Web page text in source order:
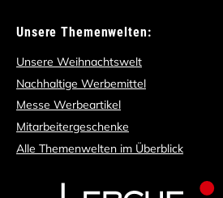
Unsere Themenwelten:
Unsere Weihnachtswelt
Nachhaltige Werbemittel
Messe Werbeartikel
Mitarbeitergeschenke
Alle Themenwelten im Überblick